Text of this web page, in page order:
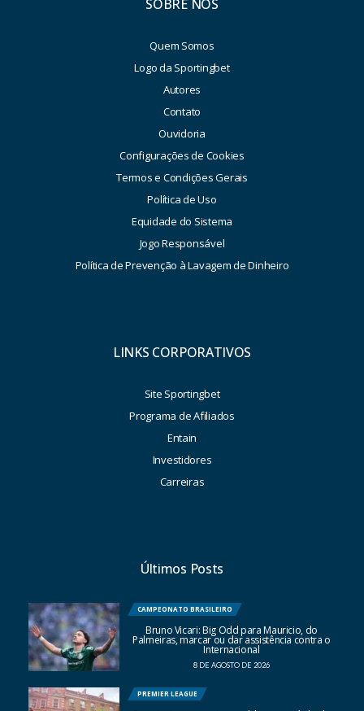
SOBRE NÓS
Quem Somos
Logo da Sportingbet
Autores
Contato
Ouvidoria
Configurações de Cookies
Termos e Condições Gerais
Política de Uso
Equidade do Sistema
Jogo Responsável
Política de Prevenção à Lavagem de Dinheiro
LINKS CORPORATIVOS
Site Sportingbet
Programa de Afiliados
Entain
Investidores
Carreiras
Últimos Posts
CAMPEONATO BRASILEIRO
Bruno Vicari: Big Odd para Mauricio, do
Palmeiras, marcar ou dar assistência contra o
Internacional
8 DE AGOSTO DE 2026
PREMIER LEAGUE